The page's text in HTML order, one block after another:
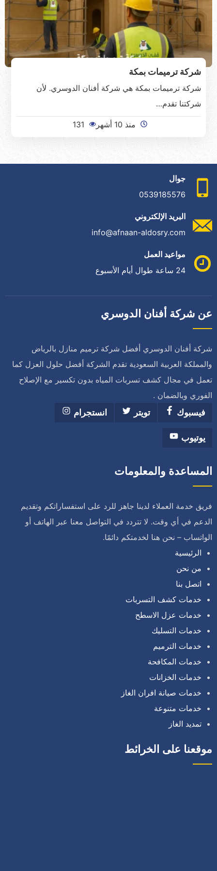
شركة ترميمات بمكة
شركة ترميمات بمكة هي شركة أفنان الدوسري. لأن
شركتنا تقدم…
منذ 10 أشهر 131
جوال
0539185576
البريد الإلكتروني
info@afnaan-aldosry.com
مواعيد العمل
24 ساعة طوال أيام الأسبوع
عن شركة أفنان الدوسري
شركة أفنان الدوسري أفضل شركة ترميم منازل بالرياض
والمملكة العربية السعودية تقدم الشركة أفضل حلول العزل كما
تعمل في مجال كشف تسربات المياه بدون تكسير مع الإصلاح
الفوري وبالضمان .
فيسبوك
تويتر انستجرام
يوتيوب
المساعدة والمعلومات
فريق خدمة العملاء لدينا جاهز للرد على استفساراتكم وتقديم
الدعم في أي وقت. لا تتردد في التواصل معنا عبر الهاتف أو
الواتساب – نحن هنا لخدمتكم دائمًا.
الرئيسية
من نحن
اتصل بنا
خدمات كشف التسربات
خدمات عزل الاسطح
خدمات التسليك
خدمات الترميم
خدمات المكافحة
خدمات الخزانات
خدمات صيانة افران الغاز
خدمات متنوعة
تمديد الغاز
موقعنا على الخرائط